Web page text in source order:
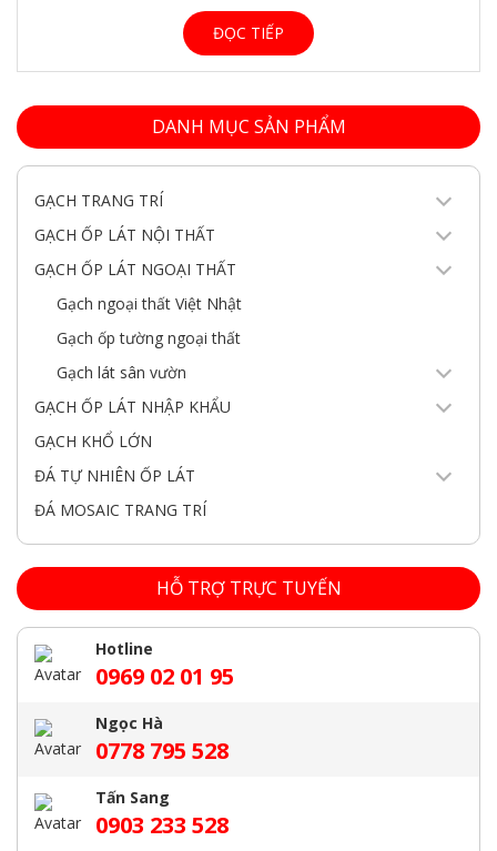
ĐỌC TIẾP
DANH MỤC SẢN PHẨM
GẠCH TRANG TRÍ
GẠCH ỐP LÁT NỘI THẤT
GẠCH ỐP LÁT NGOẠI THẤT
Gạch ngoại thất Việt Nhật
Gạch ốp tường ngoại thất
Gạch lát sân vườn
GẠCH ỐP LÁT NHẬP KHẨU
GẠCH KHỔ LỚN
ĐÁ TỰ NHIÊN ỐP LÁT
ĐÁ MOSAIC TRANG TRÍ
HỖ TRỢ TRỰC TUYẾN
Hotline
0969 02 01 95
Ngọc Hà
0778 795 528
Tấn Sang
0903 233 528